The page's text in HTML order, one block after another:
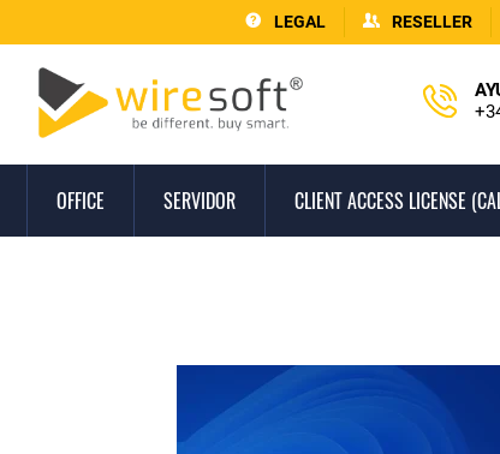
LEGAL RESELLER
OFFICE SERVIDOR CLIENT ACCESS LICENSE